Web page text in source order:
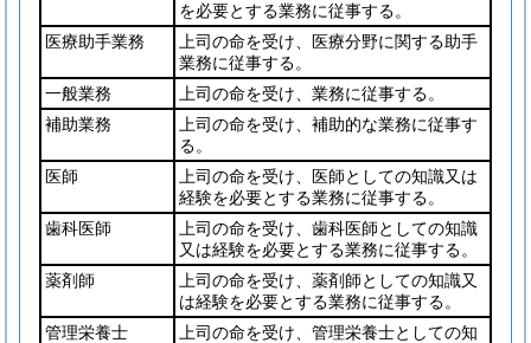
を必要とする業務に従事する。
医療助手業務
上司の命を受け、医療分野に関する助手
業務に従事する。
一般業務
上司の命を受け、業務に従事する。
補助業務
上司の命を受け、補助的な業務に従事す
る。
医師
上司の命を受け、医師としての知識又は
経験を必要とする業務に従事する。
歯科医師
上司の命を受け、歯科医師としての知識
又は経験を必要とする業務に従事する。
薬剤師
上司の命を受け、薬剤師としての知識又
は経験を必要とする業務に従事する。
管理栄養士
上司の命を受け、管理栄養士としての知